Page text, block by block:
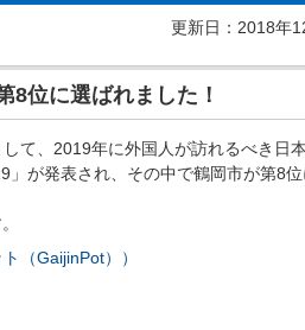
更新日：2018年
8位に選ばれました！
て、2019年に外国人が訪れるべき日
」が発表され、その中で鶴岡市が第8
（GaijinPot））